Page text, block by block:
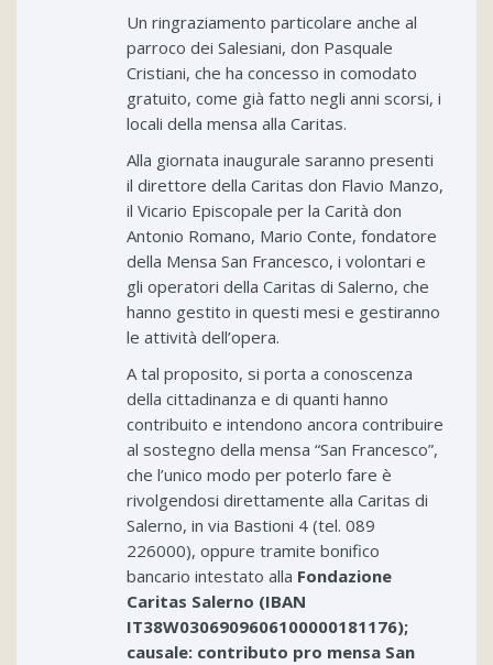
Un ringraziamento particolare anche al
parroco dei Salesiani, don Pasquale
Cristiani, che ha concesso in comodato
gratuito, come già fatto negli anni scorsi, i
locali della mensa alla Caritas.
Alla giornata inaugurale saranno presenti
il direttore della Caritas don Flavio Manzo,
il Vicario Episcopale per la Carità don
Antonio Romano, Mario Conte, fondatore
della Mensa San Francesco, i volontari e
gli operatori della Caritas di Salerno, che
hanno gestito in questi mesi e gestiranno
le attività dell’opera.
A tal proposito, si porta a conoscenza
della cittadinanza e di quanti hanno
contribuito e intendono ancora contribuire
al sostegno della mensa “San Francesco”,
che l’unico modo per poterlo fare è
rivolgendosi direttamente alla Caritas di
Salerno, in via Bastioni 4 (tel. 089
226000), oppure tramite bonifico
bancario intestato alla Fondazione
Caritas Salerno (IBAN
IT38W0306909606100000181176);
causale: contributo pro mensa San